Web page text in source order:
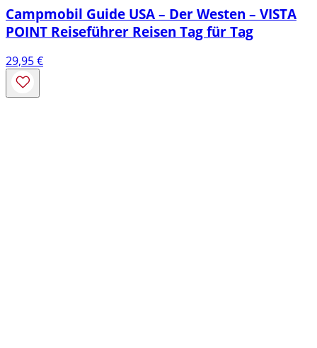
Campmobil Guide USA – Der Westen – VISTA
POINT Reiseführer Reisen Tag für Tag
29,95€